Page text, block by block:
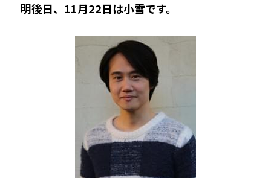
明後日、11月22日は小雪です。